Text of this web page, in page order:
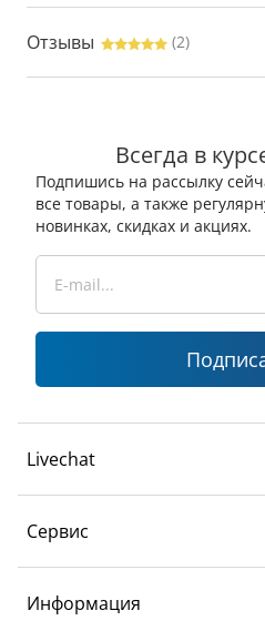
Отзывы (2)
Всегда в
Подпишись на рассылку
все товары, а также
новинках, скидках и акциях.
Livechat
Сервис
Информация